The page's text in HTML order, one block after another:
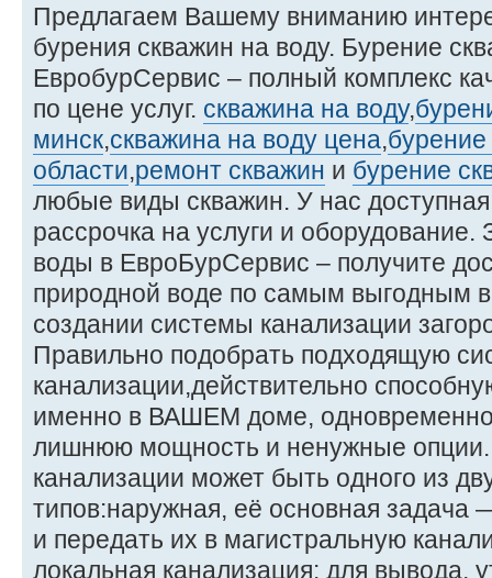
Предлагаем Вашему вниманию
бурения скважин на воду. Бурение
ЕвробурСервис – полный комплекс
по цене услуг. скважина на воду,
минск,скважина на воду цена,
области,ремонт скважин и бурение
любые виды скважин. У нас
рассрочка на услуги и оборудование.
воды в ЕвроБурСервис – получите
природной воде по самым выгодным
создании системы канализации
Правильно подобрать подходящую
канализации,действительно
именно в ВАШЕМ доме, одновременно
лишнюю мощность и ненужные
канализации может быть одного из
типов:наружная, её основная задача
и передать их в магистральную
локальная канализация: для вывода,